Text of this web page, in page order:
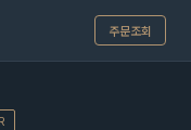
주문조회